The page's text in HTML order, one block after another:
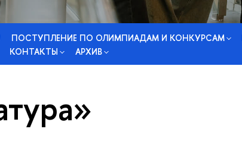
ПОСТУПЛЕНИЕ ПО ОЛИМПИАДАМ И КОНКУРСАМ
КОНТАКТЫ АРХИВ